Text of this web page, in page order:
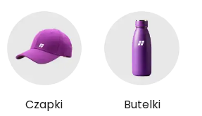
Czapki Butelki